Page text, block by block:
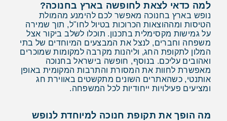
למה כדאי לצאת לחופשה בארץ בחנוכה?
נופש בארץ בחנוכה מאפשר לכם להימנע מהמולת
הטיסות ומההוצאות הכרוכות בטיול לחו"ל, תוך שמירה
על גמישות מקסימלית בתכנון. תוכלו לשלב ביקור אצל
משפחה וחברים, לנצל את המבצעים המיוחדים של בתי
המלון לתקופת החג, וליהנות מקרבה למקומות שמוכרים
ואהובים עליכם. בנוסף, חופשה בישראל בחנוכה
מאפשרת לחוות את המסורת והתרבות המקומית באופן
אותנטי, כשהאתרים השונים מתקשטים באווירת חג
ומציעים פעילויות ייחודיות לכל המשפחה.
מה הופך את תקופת חנוכה למיוחדת לנופש